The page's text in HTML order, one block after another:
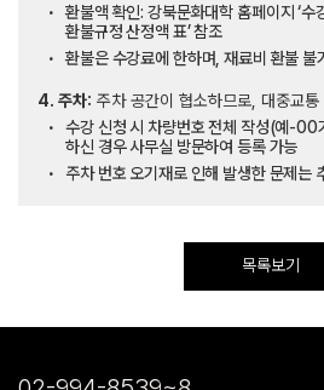
환불액 확인: 강북문화대학 홈페이지 ‘
환불규정 산정액 표’ 참조
환불은 수강료에 한하며, 재료비 환불 불
4. 주차: 주차 공간이 협소하므로, 대중교통
수강 신청 시 차량번호 전체 작성(예-
하신 경우 사무실 방문하여 등록 가능
주차 번호 오기재로 인해 발생한 문제는
목록보기